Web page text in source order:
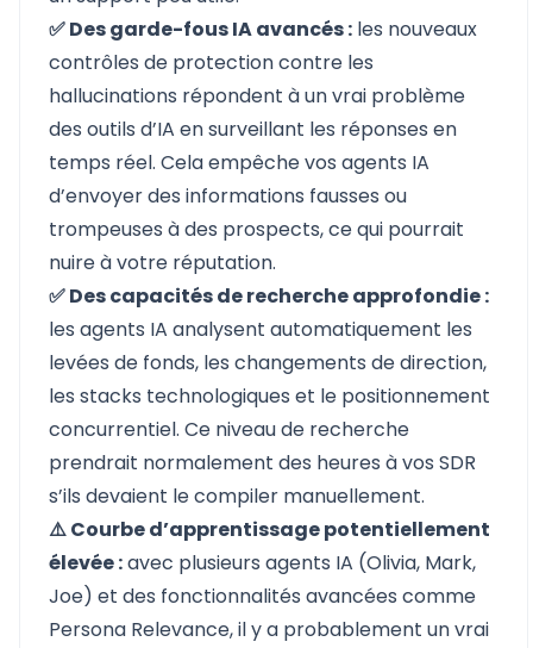
✅ Des garde-fous IA avancés : les nouveaux
contrôles de protection contre les
hallucinations répondent à un vrai problème
des outils d’IA en surveillant les réponses en
temps réel. Cela empêche vos agents IA
d’envoyer des informations fausses ou
trompeuses à des prospects, ce qui pourrait
nuire à votre réputation.
✅ Des capacités de recherche approfondie :
les agents IA analysent automatiquement les
levées de fonds, les changements de direction,
les stacks technologiques et le positionnement
concurrentiel. Ce niveau de recherche
prendrait normalement des heures à vos SDR
s’ils devaient le compiler manuellement.
⚠️ Courbe d’apprentissage potentiellement
élevée :avec plusieurs agents IA (Olivia, Mark,
Joe) et des fonctionnalités avancées comme
Persona Relevance, il y a probablement un vrai